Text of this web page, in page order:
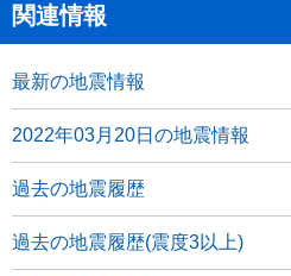
関連情報
最新の地震情報
2022年03月20日の地震情報
過去の地震履歴
過去の地震履歴(震度3以上)